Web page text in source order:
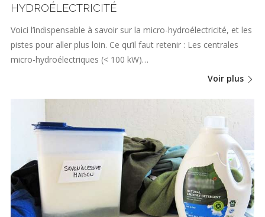
HYDROÉLECTRICITÉ
Voici l’indispensable à savoir sur la micro-hydroélectricité, et les
pistes pour aller plus loin. Ce qu’il faut retenir : Les centrales
micro-hydroélectriques (< 100 kW)…
Voir plus